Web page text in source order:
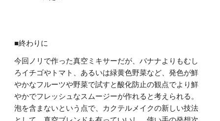
■終わりに
今回ノリで作った真空ミキサーだが、バナナよりもむし
ろイチゴやトマト、あるいは緑黄色野菜など、発色が鮮
やかなフルーツや野菜で試すと酸化防止の観点でより鮮
やかでフレッシュなスムージーが作れると考えられる。
泡を含まないという点で、カクテルメイクの新しい技法